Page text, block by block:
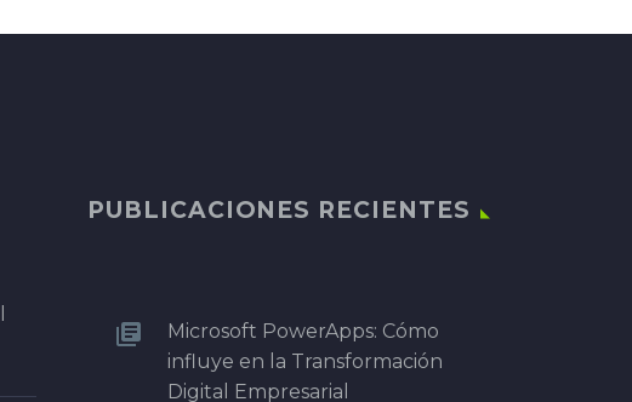
PUBLICACIONES RECIENTES
Microsoft PowerApps: Cómo
influye en la Transformación
Digital Empresarial